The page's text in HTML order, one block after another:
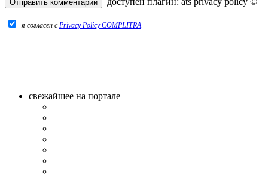
я согласен cPrivacy Policy COMPLITRA
свежайшее на портале